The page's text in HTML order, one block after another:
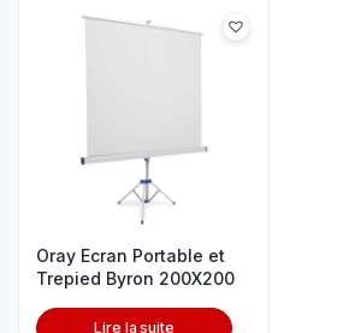
Oray Ecran Portable et
Trepied Byron 200X200
Lire la suite